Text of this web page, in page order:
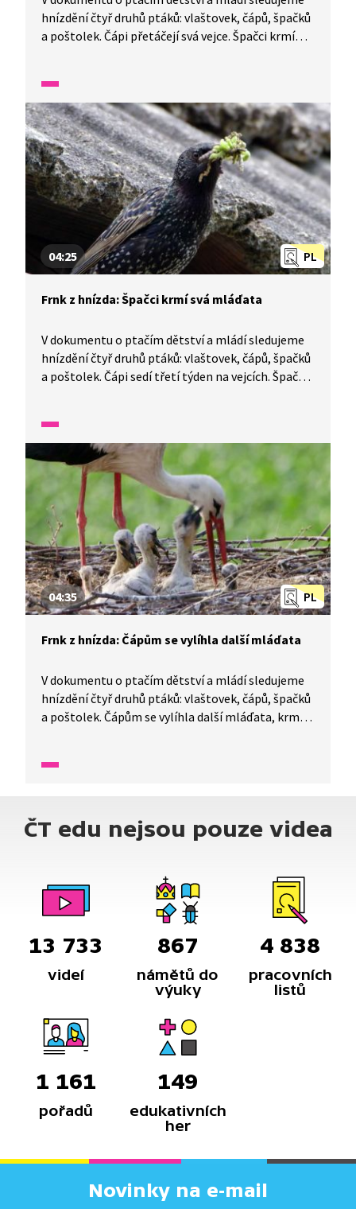
hnízdění čtyř druhů ptáků: vlaštovek, čápů, špačků
a poštolek. Čápi přetáčejí svá vejce. Špačci krmí
PL
04:25
Frnk z hnízda: Špačci krmí svá mláďata
V dokumentu o ptačím dětství a mládí sledujeme
hnízdění čtyř druhů ptáků: vlaštovek, čápů, špačků
a poštolek. Čápi sedí třetí týden na vejcích. Špaččí
PL
04:35
Frnk z hnízda: Čápům se vylíhla další mláďata
V dokumentu o ptačím dětství a mládí sledujeme
hnízdění čtyř druhů ptáků: vlaštovek, čápů, špačků
a poštolek. Čápům se vylíhla další mláďata, krmí je
ČT edu nejsou pouze videa
13 733
videí
867
námětů do
výuky
4 838
pracovních
listů
1 161
pořadů
149
edukativních
her
Novinky na e-mail